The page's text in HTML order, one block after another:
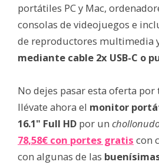
portátiles PC y Mac,
consolas de videojuegos e
de reproductores multimedia
mediante cable 2x USB-C o
No dejes pasar esta oferta
llévate ahora el monitor
16.1" Full HD por un
78,58€ con portes gratis con
con algunas de las